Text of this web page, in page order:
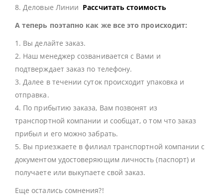
8. Деловые Линии Рассчитать стоимость
А теперь поэтапно как же все это происходит:
1. Вы делайте заказ.
2. Наш менеджер созванивается с Вами и
подтверждает заказ по телефону.
3. Далее в течении суток происходит упаковка и
отправка.
4. По прибытию заказа, Вам позвонят из
транспортной компании и сообщат, о том что заказ
прибыл и его можно забрать.
5. Вы приезжаете в филиал транспортной компании с
документом удостоверяющим личность (паспорт) и
получаете или выкупаете свой заказ.
Еще остались сомнения?!